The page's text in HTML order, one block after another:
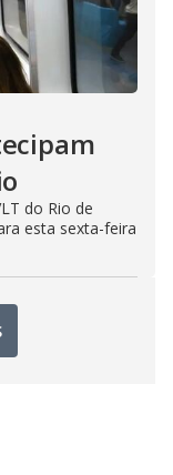
do Rio de
esta sexta-feira